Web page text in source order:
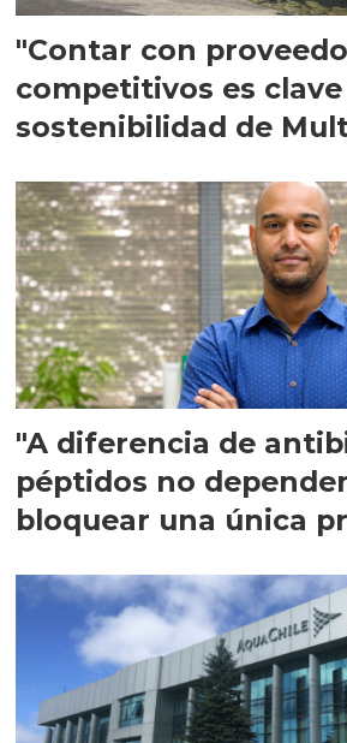
"Contar con
competitivos es clave
sostenibilidad de
"A diferencia de
péptidos no
bloquear una única